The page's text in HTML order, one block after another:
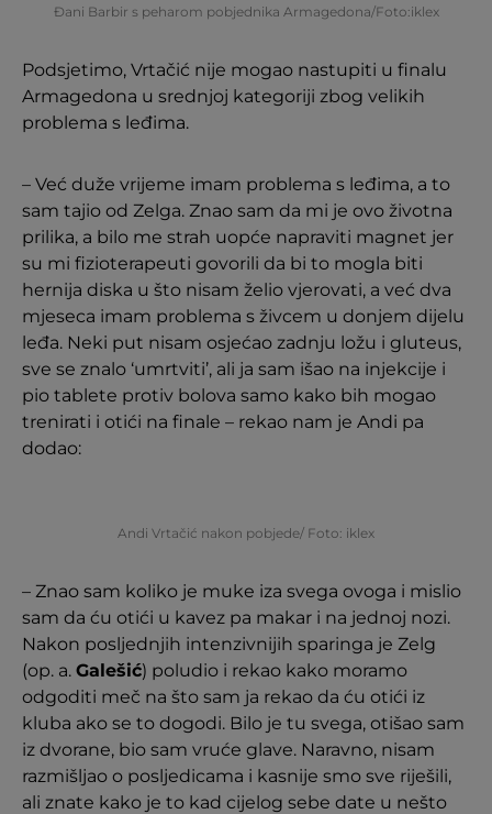
Đani Barbir s peharom pobjednika Armagedona/Foto:iklex
Podsjetimo, Vrtačić nije mogao nastupiti u finalu
Armagedona u srednjoj kategoriji zbog velikih
problema s leđima.
– Već duže vrijeme imam problema s leđima, a to
sam tajio od Zelga. Znao sam da mi je ovo životna
prilika, a bilo me strah uopće napraviti magnet jer
su mi fizioterapeuti govorili da bi to mogla biti
hernija diska u što nisam želio vjerovati, a već dva
mjeseca imam problema s živcem u donjem dijelu
leđa. Neki put nisam osjećao zadnju ložu i gluteus,
sve se znalo ‘umrtviti’, ali ja sam išao na injekcije i
pio tablete protiv bolova samo kako bih mogao
trenirati i otići na finale – rekao nam je Andi pa
dodao:
Andi Vrtačić nakon pobjede/ Foto: iklex
– Znao sam koliko je muke iza svega ovoga i mislio
sam da ću otići u kavez pa makar i na jednoj nozi.
Nakon posljednjih intenzivnijih sparinga je Zelg
(op. a. Galešić) poludio i rekao kako moramo
odgoditi meč na što sam ja rekao da ću otići iz
kluba ako se to dogodi. Bilo je tu svega, otišao sam
iz dvorane, bio sam vruće glave. Naravno, nisam
razmišljao o posljedicama i kasnije smo sve riješili,
ali znate kako je to kad cijelog sebe date u nešto